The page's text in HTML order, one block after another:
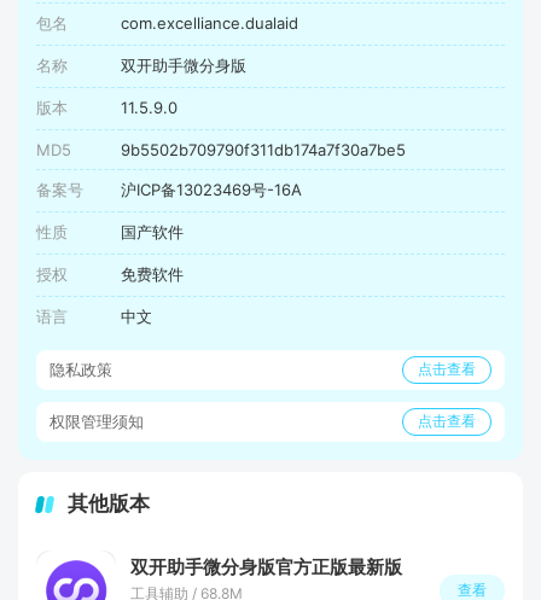
包名 com.excelliance.dualaid
名称 双开助手微分身版
版本 11.5.9.0
MD5 9b5502b709790f311db174a7f30a7be5
备案号 沪ICP备13023469号-16A
性质 国产软件
授权 免费软件
语言 中文
隐私政策 点击查看
权限管理须知 点击查看
其他版本
双开助手微分身版官方正版最新版
工具辅助 / 68.8M 查看